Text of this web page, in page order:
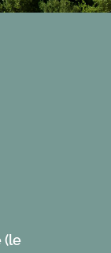
(le